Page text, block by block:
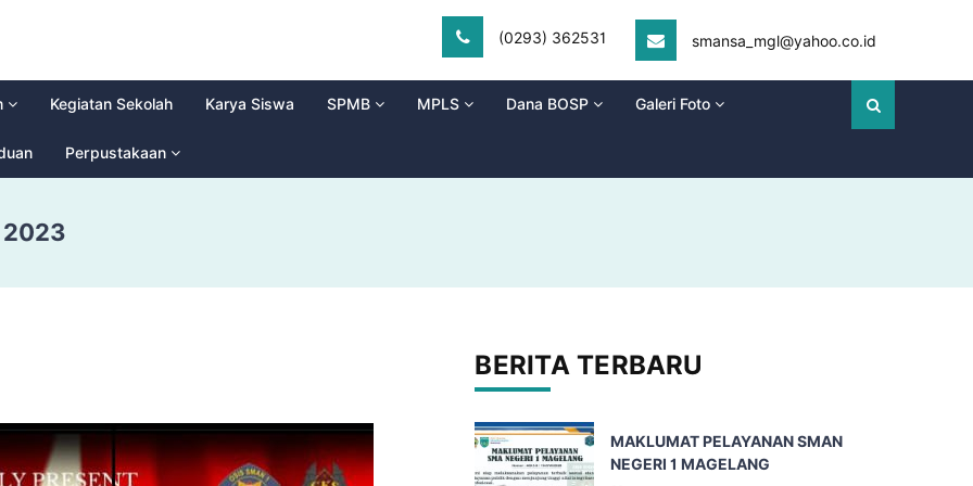
(0293) 362531 smansa_mgl@yahoo.co.id
Kegiatan Sekolah Karya Siswa SPMB MPLS Dana BOSP Galeri Foto
Perpustakaan
2023
BERITA TERBARU
MAKLUMAT PELAYANAN SMAN
NEGERI 1 MAGELANG